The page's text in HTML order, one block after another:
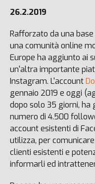
26.2.2019
Rafforzato da una
una comunità online
Europe ha aggiunto ai
un'altra importante
Instagram. L'account
gennaio 2019 e oggi
dopo solo 35 giorni,
numero di 4.500
account esistenti di
utilizza, per
clienti esistenti e
informarli ed